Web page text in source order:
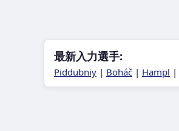
最新入力選手:
Piddubniy | Boháč | Hampl |